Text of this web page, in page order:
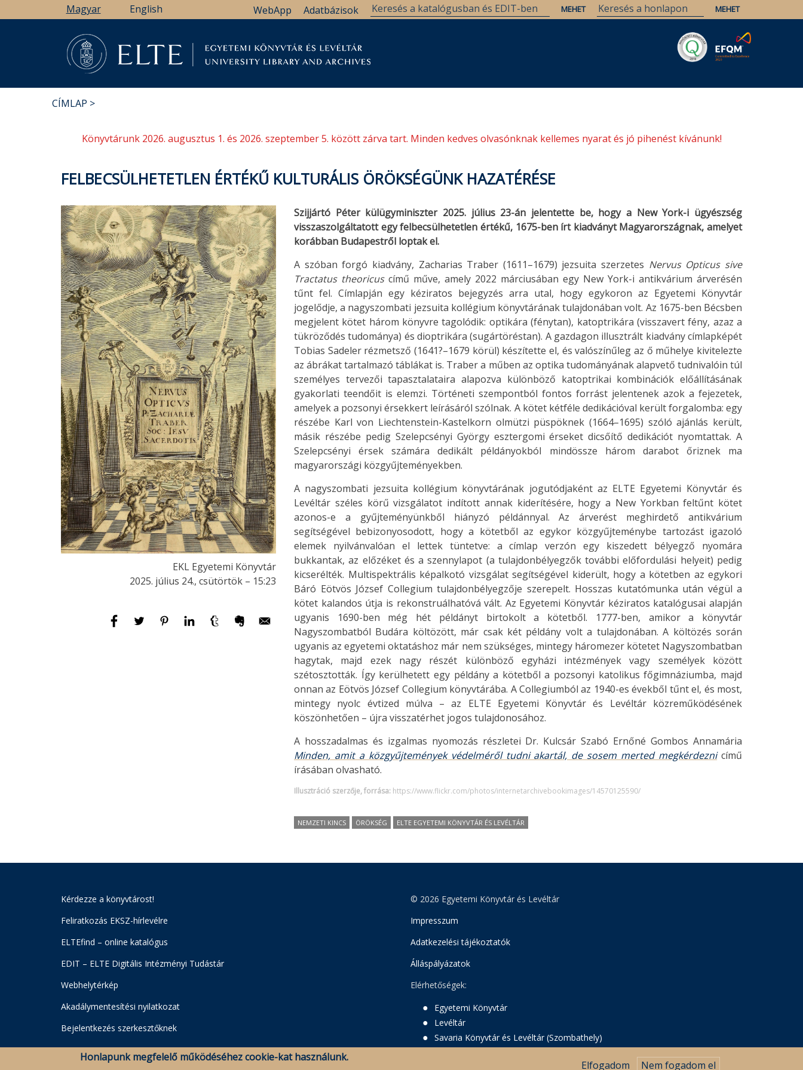
a
Magyar English Adatbázisok
WebApp
CÍMLAP
Könyvtárunk 2026. augusztus 1. és 2026. szeptember 5. között zárva tart. Minden kedves olvasónknak kellemes nyarat és jó pihenést kívánunk!
FELBECSÜLHETETLEN ÉRTÉKŰ KULTURÁLIS ÖRÖKSÉGÜNK HAZATÉRÉSE
EKL Egyetemi Könyvtár
2025. július 24., csütörtök – 15:23
Szijjártó Péter külügyminiszter 2025. július 23-án jelentette be, hogy a New York-i ügyészség
visszaszolgáltatott egy felbecsülhetetlen értékű, 1675-ben írt kiadványt Magyarországnak, amelyet
korábban Budapestről loptak el.
A szóban forgó kiadvány, Zacharias Traber (1611–1679) jezsuita szerzetes Nervus Opticus sive
Tractatus theoricus című műve, amely 2022 márciusában egy New York-i antikvárium árverésén
tűnt fel. Címlapján egy kéziratos bejegyzés arra utal, hogy egykoron az Egyetemi Könyvtár
jogelődje, a nagyszombati jezsuita kollégium könyvtárának tulajdonában volt. Az 1675-ben Bécsben
megjelent kötet három könyvre tagolódik: optikára (fénytan), katoptrikára (visszavert fény, azaz a
tükröződés tudománya) és dioptrikára (sugártöréstan). A gazdagon illusztrált kiadvány címlapképét
Tobias Sadeler rézmetsző (1641?–1679 körül) készítette el, és valószínűleg az ő műhelye kivitelezte
az ábrákat tartalmazó táblákat is. Traber a műben az optika tudományának alapvető tudnivalóin túl
személyes tervezői tapasztalataira alapozva különböző katoptrikai kombinációk előállításának
gyakorlati teendőit is elemzi. Történeti szempontból fontos forrást jelentenek azok a fejezetek,
amelyek a pozsonyi érsekkert leírásáról szólnak. A kötet kétféle dedikációval került forgalomba: egy
részébe Karl von Liechtenstein-Kastelkorn olmützi püspöknek (1664–1695) szóló ajánlás került,
másik részébe pedig Szelepcsényi György esztergomi érseket dicsőítő dedikációt nyomtattak. A
Szelepcsényi érsek számára dedikált példányokból mindössze három darabot őriznek ma
magyarországi közgyűjteményekben.
A nagyszombati jezsuita kollégium könyvtárának jogutódjaként az ELTE Egyetemi Könyvtár és
Levéltár széles körű vizsgálatot indított annak kiderítésére, hogy a New Yorkban feltűnt kötet
azonos-e a gyűjteményünkből hiányzó példánnyal. Az árverést meghirdető antikvárium
segítségével bebizonyosodott, hogy a kötetből az egykor közgyűjteménybe tartozást igazoló
elemek nyilvánvalóan el lettek tüntetve: a címlap verzón egy kiszedett bélyegző nyomára
bukkantak, az előzéket és a szennylapot (a tulajdonbélyegzők további előfordulási helyeit) pedig
kicserélték. Multispektrális képalkotó vizsgálat segítségével kiderült, hogy a kötetben az egykori
Báró Eötvös József Collegium tulajdonbélyegzője szerepelt. Hosszas kutatómunka után végül a
kötet kalandos útja is rekonstruálhatóvá vált. Az Egyetemi Könyvtár kéziratos katalógusai alapján
ugyanis 1690-ben még hét példányt birtokolt a kötetből. 1777-ben, amikor a könyvtár
Nagyszombatból Budára költözött, már csak két példány volt a tulajdonában. A költözés során
ugyanis az egyetemi oktatáshoz már nem szükséges, mintegy háromezer kötetet Nagyszombatban
hagytak, majd ezek nagy részét különböző egyházi intézmények vagy személyek között
szétosztották. Így kerülhetett egy példány a kötetből a pozsonyi katolikus főgimnáziumba, majd
onnan az Eötvös József Collegium könyvtárába. A Collegiumból az 1940-es évekből tűnt el, és most,
mintegy nyolc évtized múlva – az ELTE Egyetemi Könyvtár és Levéltár közreműködésének
köszönhetően – újra visszatérhet jogos tulajdonosához.
A hosszadalmas és izgalmas nyomozás részletei Dr. Kulcsár Szabó Ernőné Gombos Annamária
Minden, amit a közgyűjtemények védelméről tudni akartál, de sosem merted megkérdeznicímű
írásában olvasható.
Illusztráció szerzője, forrása: https://www.flickr.com/photos/internetarchivebookimages/14570125590/
NEMZETI KINCS ÖRÖKSÉG ELTE EGYETEMI KÖNYVTÁR ÉS LEVÉLTÁR
Kérdezze a könyvtárost!
Feliratkozás EKSZ-hírlevélre
ELTEfind – online katalógus
EDIT – ELTE Digitális Intézményi Tudástár
Webhelytérkép
Akadálymentesítési nyilatkozat
Bejelentkezés szerkesztőknek
© 2026 Egyetemi Könyvtár és Levéltár
Impresszum
Adatkezelési tájékoztatók
Álláspályázatok
Elérhetőségek:
Egyetemi Könyvtár
Levéltár
Savaria Könyvtár és Levéltár (Szombathely)
Honlapunk megfelelő működéséhez cookie-kat használunk.
Elfogadom Nem fogadom el